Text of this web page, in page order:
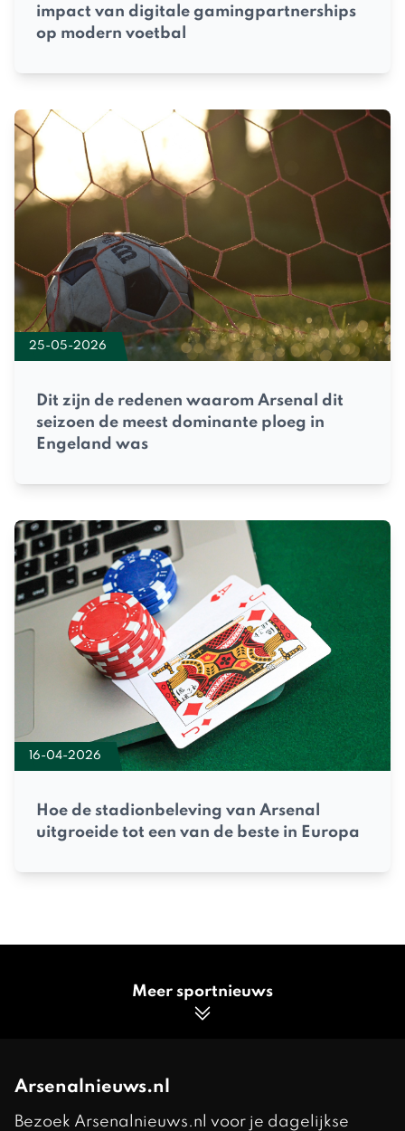
impact van digitale gamingpartnerships
op modern voetbal
25-05-2026
Dit zijn de redenen waarom Arsenal dit
seizoen de meest dominante ploeg in
Engeland was
16-04-2026
Hoe de stadionbeleving van Arsenal
uitgroeide tot een van de beste in Europa
Meer sportnieuws
Arsenalnieuws.nl
Bezoek Arsenalnieuws.nl voor je dagelijkse